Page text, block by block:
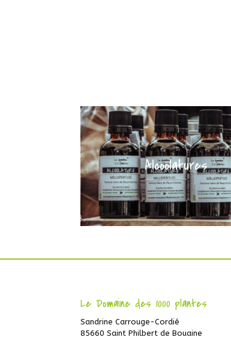
Alcoolatures
Le Domaine des 1000 plantes
Sandrine Carrouge-Cordié
85660 Saint Philbert de Bouaine